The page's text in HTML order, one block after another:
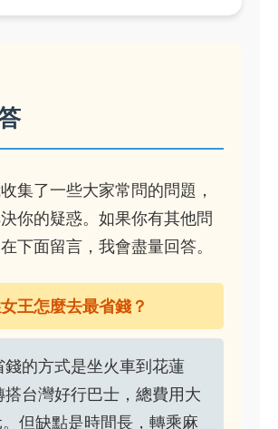
集了一些大家常問的問題，
你的疑惑。如果你有其他問
下面留言，我會盡量回答。
王怎麼去最省錢？
錢的方式是坐火車到花蓮
搭台灣好行巴士，總費用大
但缺點是時間長，轉乘麻